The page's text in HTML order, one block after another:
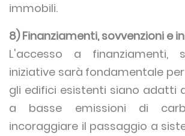
immobili.
8) Finanziamenti, sovvenzioni e
L'accesso a finanziamenti,
iniziative sarà fondamentale
gli edifici esistenti siano adatti
a basse emissioni di
incoraggiare il passaggio a